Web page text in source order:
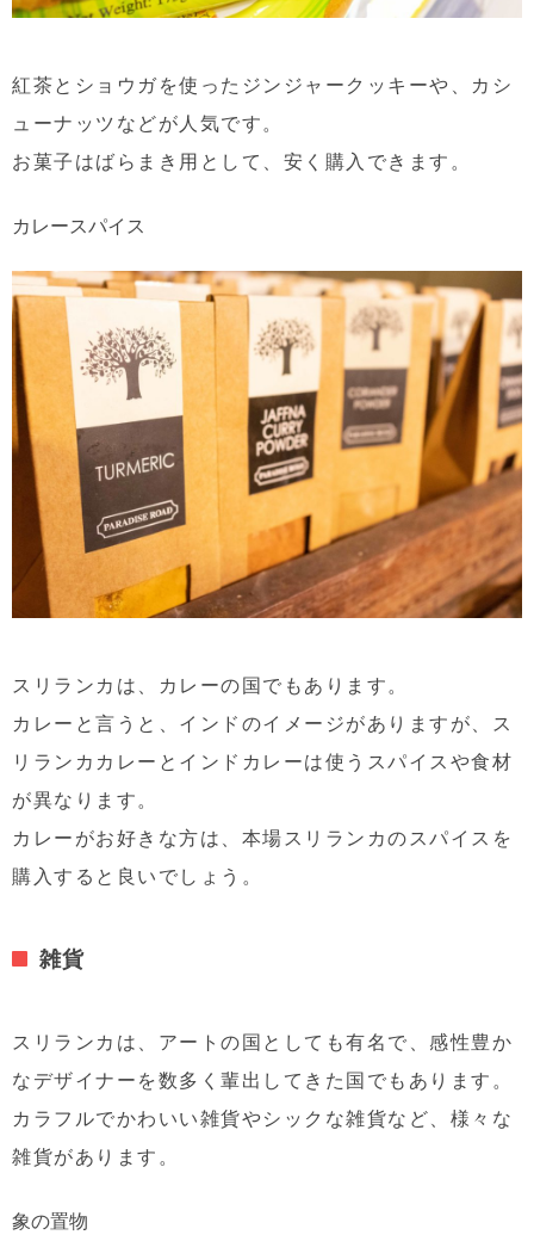
紅茶とショウガを使ったジンジャークッキーや、カシ
ューナッツなどが人気です。
お菓子はばらまき用として、安く購入できます。
カレースパイス
スリランカは、カレーの国でもあります。
カレーと言うと、インドのイメージがありますが、ス
リランカカレーとインドカレーは使うスパイスや食材
が異なります。
カレーがお好きな方は、本場スリランカのスパイスを
購入すると良いでしょう。
雑貨
スリランカは、アートの国としても有名で、感性豊か
なデザイナーを数多く輩出してきた国でもあります。
カラフルでかわいい雑貨やシックな雑貨など、様々な
雑貨があります。
象の置物